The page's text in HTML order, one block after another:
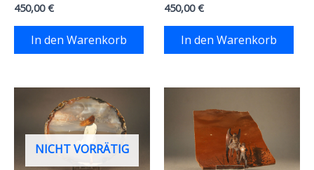
450,00€
In den Warenkorb
450,00€
In den Warenkorb
NICHT VORRÄTIG